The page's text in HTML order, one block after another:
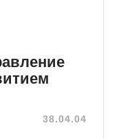
38.04.04